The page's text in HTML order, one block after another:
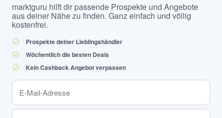
marktguru hilft dir passende Prospekte und Angebote
aus deiner Nähe zu finden. Ganz einfach und völlig
kostenfrei.
Prospekte deiner Lieblingshändler
Wöchentlich die besten Deals
Kein Cashback Angebot verpassen